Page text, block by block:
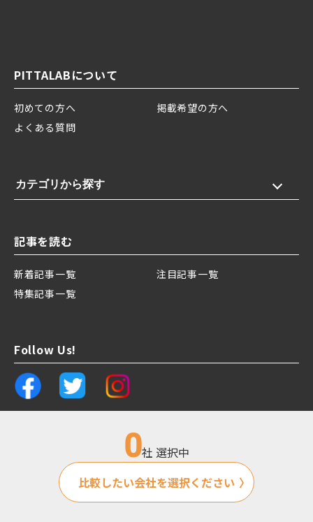
0社 選択中
比較したい会社を選択ください
PITTALABについて
初めての方へ
掲載希望の方へ
よくある質問
カテゴリから探す
記事を読む
新着記事一覧
注目記事一覧
特集記事一覧
Follow Us!
プライバシーポリシー